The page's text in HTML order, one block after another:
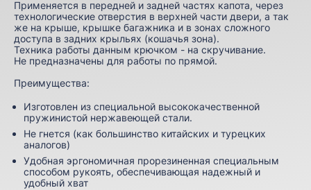
Применяется в передней и задней частях капота, через
технологические отверстия в верхней части двери, а так
же на крыше, крышке багажника и в зонах сложного
доступа в задних крыльях (кошачья зона).
Техника работы данным крючком - на скручивание.
Не предназначены для работы по прямой.
Преимущества:
Изготовлен из специальной высококачественной
пружинистой нержавеющей стали.
Не гнется (как большинство китайских и турецких
аналогов)
Удобная эргономичная прорезиненная специальным
способом рукоять, обеспечивающая надежный и
удобный хват